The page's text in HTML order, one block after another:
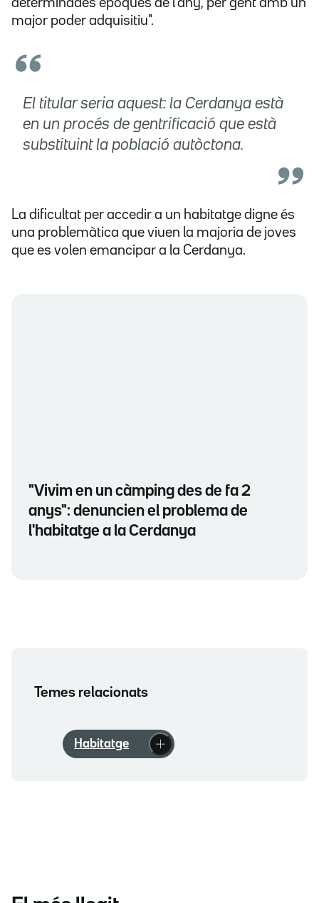
determinades èpoques de l'any, per gent amb un
major poder adquisitiu".
El titular seria aquest: la Cerdanya està
en un procés de gentrificació que està
substituint la població autòctona.
La dificultat per accedir a un habitatge digne és
una problemàtica que viuen la majoria de joves
que es volen emancipar a la Cerdanya.
"Vivim en un càmping des de fa 2
anys": denuncien el problema de
l'habitatge a la Cerdanya
Temes relacionats
Habitatge